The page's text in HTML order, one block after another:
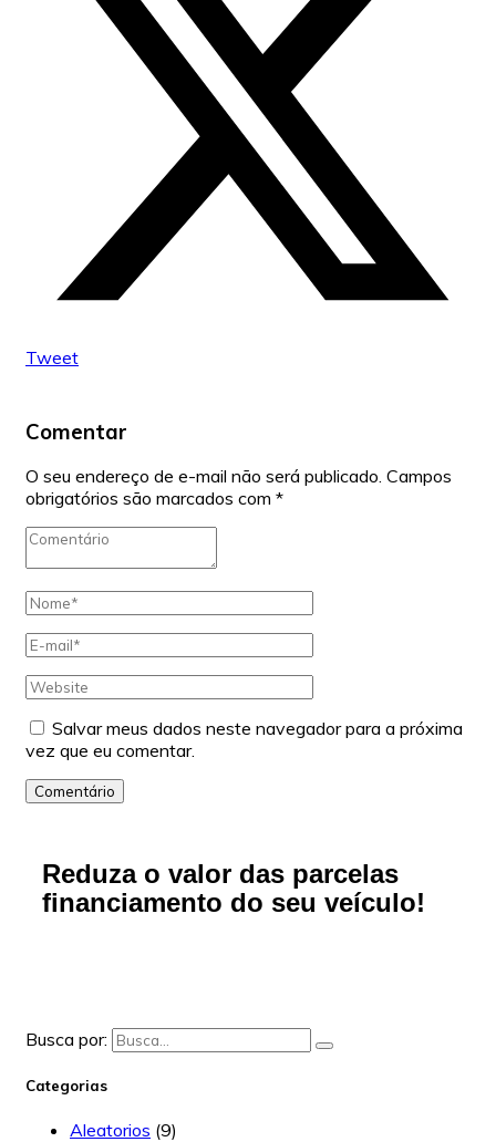
Tweet
Comentar
O seu endereço de e-mail não será publicado. Campos
obrigatórios são marcados com *
Salvar meus dados neste navegador para a próxima
vez que eu comentar.
Comentário
Reduza o valor das parcelas
financiamento do seu veículo!
Busca por:
Categorias
Aleatorios (9)